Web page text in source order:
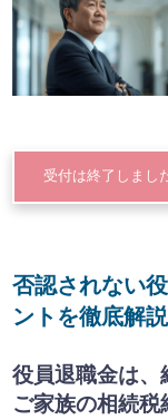
受付は終了しまし
否認されない
ントを徹底解説
役員退職金は、
ご家族の相続税